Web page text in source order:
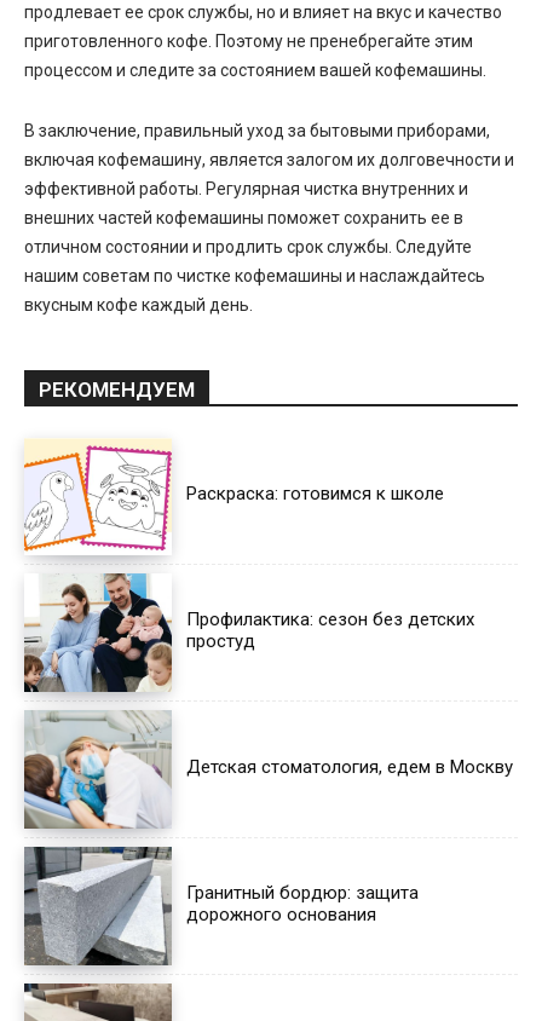
продлевает ее срок службы, но и влияет на вкус и качество
приготовленного кофе. Поэтому не пренебрегайте этим
процессом и следите за состоянием вашей кофемашины.
В заключение, правильный уход за бытовыми приборами,
включая кофемашину, является залогом их долговечности и
эффективной работы. Регулярная чистка внутренних и
внешних частей кофемашины поможет сохранить ее в
отличном состоянии и продлить срок службы. Следуйте
нашим советам по чистке кофемашины и наслаждайтесь
вкусным кофе каждый день.
РЕКОМЕНДУЕМ
Раскраска: готовимся к школе
Профилактика: сезон без детских
простуд
Детская стоматология, едем в Москву
Гранитный бордюр: защита
дорожного основания